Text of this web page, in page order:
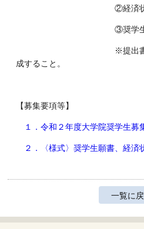
②経済状況報
③奨学
※提出書類はA4版
成すること。
【募集要項等】
１．令和２年度大学院奨学生募
２．〈様式〉奨学生願書、経済
一覧に